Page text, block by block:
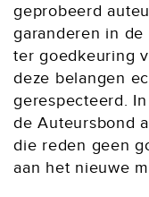
geprobeerd
garanderen in de
ter goedkeuring
deze belangen
gerespecteerd.
de Auteursbond
die reden geen
aan het nieuwe